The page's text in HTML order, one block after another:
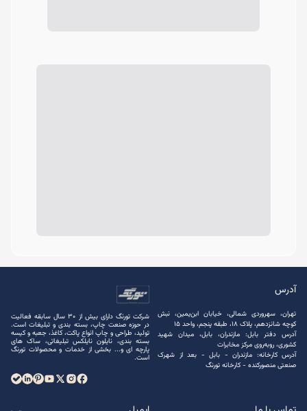
آدرس
تهران، سهروردی شمالی، خیابان ابن‌یمین، نبش
کوچه شانزدهم، پلاک ۱۸، طبقه پنجم، واحد ۱۵
آدرس دفتر بابل: مازندران، بابل، میدان شهید
کشوری، روبه‌روی مرکز مخابرات
آدرس کارخانه: مازندران - بابل - بعد از شهرک
صنعتی منصور‌کنده - کارخانه تورنگ
شرکت تورنگ دارای بیش از 30 سال سابقه فعالیت
در حوزه صنعت چاپ، بسته ‌بندی و تبلیغات است.
تولید، طراحی و چاپ انواع پاکت، کاغذ، جعبه و کیسه
بسته ‌بندی، نایلون نایلکس تبلیغاتی، ساک های
پارچه ‌ای و... بخشی از خدمات و محصولات تورنگ
است.